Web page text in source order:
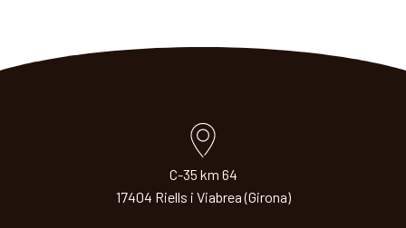
C-35 km 64
17404 Riells i Viabrea (Girona)